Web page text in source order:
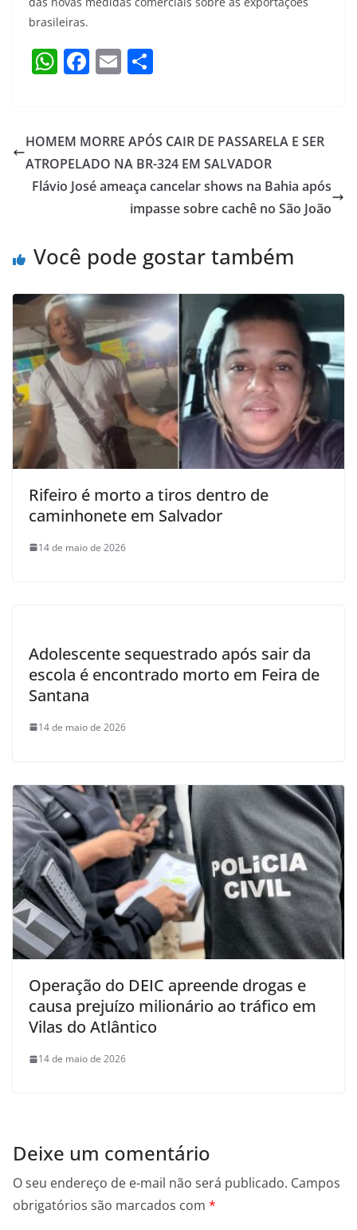
brasileiras.
W
s
A
p
F
e
b
o
E
l e
HOMEM MORRE APÓS CAIR DE PASSARELA E SER
ATROPELADO NA BR-324 EM SALVADOR
Flávio José ameaça cancelar shows na Bahia após
impasse sobre cachê no São João
Você pode gostar também
Rifeiro é morto a tiros dentro de
caminhonete em Salvador
14 de maio de 2026
Adolescente sequestrado após sair da
escola é encontrado morto em Feira de
Santana
14 de maio de 2026
Operação do DEIC apreende drogas e
causa prejuízo milionário ao tráfico em
Vilas do Atlântico
14 de maio de 2026
Deixe um comentário
O seu endereço de e-mail não será publicado. Campos
obrigatórios são marcados com *